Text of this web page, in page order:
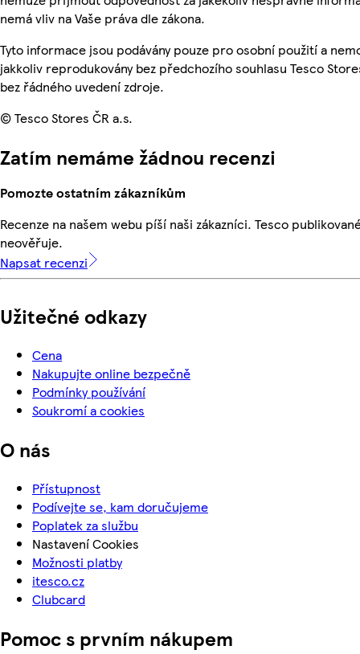
nemá vliv na Vaše práva dle zákona.
Tyto informace jsou podávány pouze pro osobní použití a
jakkoliv reprodukovány bez předchozího souhlasu Tesco
bez řádného uvedení zdroje.
© Tesco Stores ČR a.s.
Zatím nemáme žádnou recenzi
Pomozte ostatním zákazníkům
Recenze na našem webu píší naši zákazníci. Tesco
neověřuje.
Napsat recenzi
Užitečné odkazy
Cena
Nakupujte online bezpečně
Podmínky používání
Soukromí a cookies
O nás
Přístupnost
Podívejte se, kam doručujeme
Poplatek za službu
Nastavení Cookies
Možnosti platby
itesco.cz
Clubcard
Pomoc s prvním nákupem